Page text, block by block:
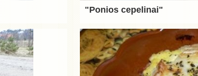
"Ponios cepelinai"